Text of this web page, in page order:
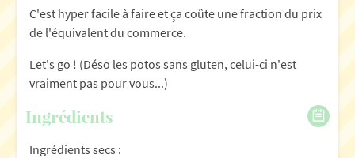
C'est hyper facile à faire et ça coûte une fraction du prix
de l'équivalent du commerce.
Let's go ! (Déso les potos sans gluten, celui-ci n'est
vraiment pas pour vous...)
Ingrédients
Ingrédients secs :